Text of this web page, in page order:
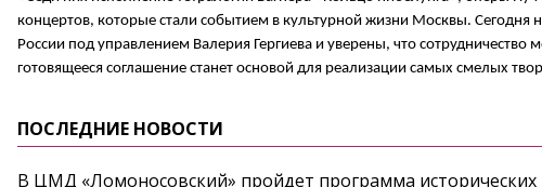
концертов, которые стали событием в культурной жизни Москвы.
России под управлением Валерия Гергиева и уверены, что
готовящееся соглашение станет основой для реализации самых смелых
ПОСЛЕДНИЕ НОВОСТИ
В ЦМД «Ломоносовский» пройдет программа исторических